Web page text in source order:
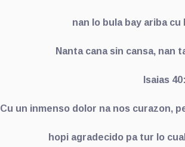
nan lo bula bay ariba cu
Nanta cana sin cansa, nan
Isaias
Cu un inmenso dolor na nos curazon,
hopi agradecido pa tur lo